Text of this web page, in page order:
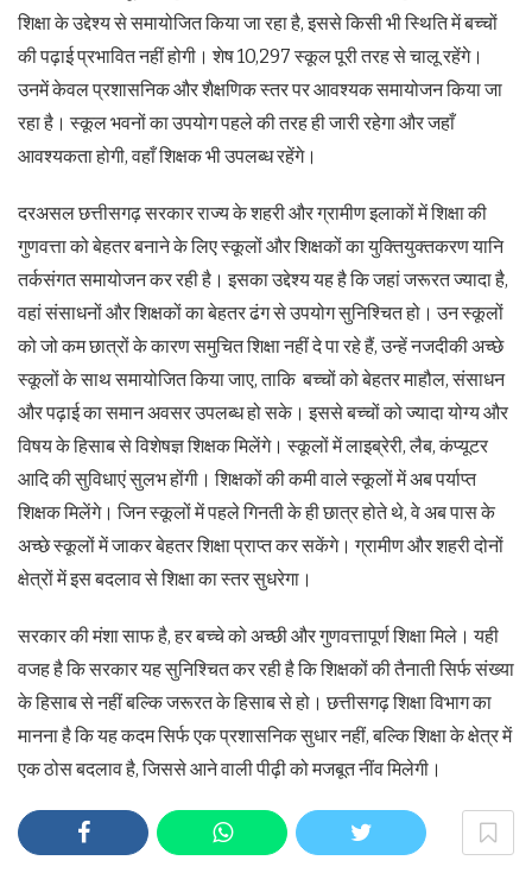
शिक्षा के उद्देश्य से समायोजित किया जा रहा है, इससे किसी भी स्थिति में बच्चों
की पढ़ाई प्रभावित नहीं होगी। शेष 10,297 स्कूल पूरी तरह से चालू रहेंगे।
उनमें केवल प्रशासनिक और शैक्षणिक स्तर पर आवश्यक समायोजन किया जा
रहा है। स्कूल भवनों का उपयोग पहले की तरह ही जारी रहेगा और जहाँ
आवश्यकता होगी, वहाँ शिक्षक भी उपलब्ध रहेंगे।
दरअसल छत्तीसगढ़ सरकार राज्य के शहरी और ग्रामीण इलाकों में शिक्षा की
गुणवत्ता को बेहतर बनाने के लिए स्कूलों और शिक्षकों का युक्तियुक्तकरण यानि
तर्कसंगत समायोजन कर रही है। इसका उद्देश्य यह है कि जहां जरूरत ज्यादा है,
वहां संसाधनों और शिक्षकों का बेहतर ढंग से उपयोग सुनिश्चित हो। उन स्कूलों
को जो कम छात्रों के कारण समुचित शिक्षा नहीं दे पा रहे हैं, उन्हें नजदीकी अच्छे
स्कूलों के साथ समायोजित किया जाए, ताकि बच्चों को बेहतर माहौल, संसाधन
और पढ़ाई का समान अवसर उपलब्ध हो सके। इससे बच्चों को ज्यादा योग्य और
विषय के हिसाब से विशेषज्ञ शिक्षक मिलेंगे। स्कूलों में लाइब्रेरी, लैब, कंप्यूटर
आदि की सुविधाएं सुलभ होंगी। शिक्षकों की कमी वाले स्कूलों में अब पर्याप्त
शिक्षक मिलेंगे। जिन स्कूलों में पहले गिनती के ही छात्र होते थे, वे अब पास के
अच्छे स्कूलों में जाकर बेहतर शिक्षा प्राप्त कर सकेंगे। ग्रामीण और शहरी दोनों
क्षेत्रों में इस बदलाव से शिक्षा का स्तर सुधरेगा।
सरकार की मंशा साफ है, हर बच्चे को अच्छी और गुणवत्तापूर्ण शिक्षा मिले। यही
वजह है कि सरकार यह सुनिश्चित कर रही है कि शिक्षकों की तैनाती सिर्फ संख्या
के हिसाब से नहीं बल्कि जरूरत के हिसाब से हो। छत्तीसगढ़ शिक्षा विभाग का
मानना है कि यह कदम सिर्फ एक प्रशासनिक सुधार नहीं, बल्कि शिक्षा के क्षेत्र में
एक ठोस बदलाव है, जिससे आने वाली पीढ़ी को मजबूत नींव मिलेगी।